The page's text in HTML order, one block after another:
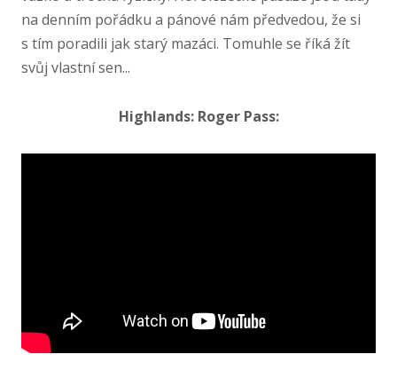
na denním pořádku a pánové nám předvedou, že si
s tím poradili jak starý mazáci. Tomuhle se říká žít
svůj vlastní sen...
Highlands: Roger Pass: